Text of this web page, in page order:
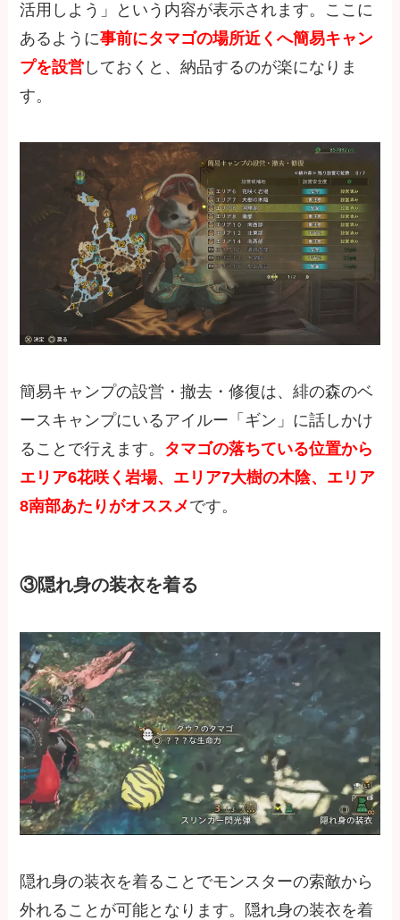
活用しよう」という内容が表示されます。ここに
あるように事前にタマゴの場所近くへ簡易キャン
プを設営 しておくと、納品するのが楽になりま
す。
簡易キャンプの設営・撤去・修復は、緋の森のベ
ースキャンプにいるアイルー「ギン」に話しかけ
ることで行えます。 タマゴの落ちている位置から
エリア6花咲く岩場、エリア7大樹の木陰、エリア
8南部あたりがオススメです。
③隠れ身の装衣を着る
隠れ身の装衣を着ることでモンスターの索敵から
外れることが可能となります。隠れ身の装衣を着